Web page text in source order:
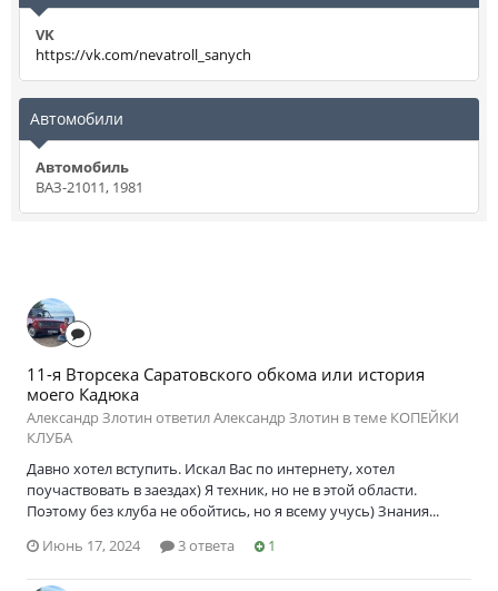
VK
https://vk.com/nevatroll_sanych
Автомобили
Автомобиль
ВАЗ-21011, 1981
11-я Вторсека Саратовского обкома или история
моего Кадюка
Александр Злотин ответил Александр Злотин в теме КОПЕЙКИ
КЛУБА
Давно хотел вступить. Искал Вас по интернету, хотел
поучаствовать в заездах) Я техник, но не в этой области.
Поэтому без клуба не обойтись, но я всему учусь) Знания...
Июнь 17, 2024
3 ответа 1